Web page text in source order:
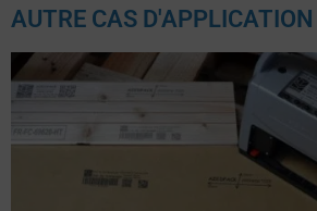
AUTRE CAS D'APPLICATION